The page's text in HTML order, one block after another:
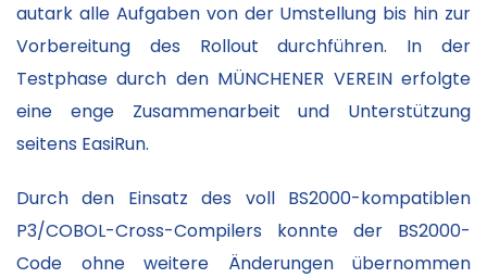
autark alle Aufgaben von der Umstellung bis hin zur
Vorbereitung des Rollout durchführen. In der
Testphase durch den MÜNCHENER VEREIN erfolgte
eine enge Zusammenarbeit und Unterstützung
seitens EasiRun.
Durch den Einsatz des voll BS2000-kompatiblen
P3/COBOL-Cross-Compilers konnte der BS2000-
Code ohne weitere Änderungen übernommen